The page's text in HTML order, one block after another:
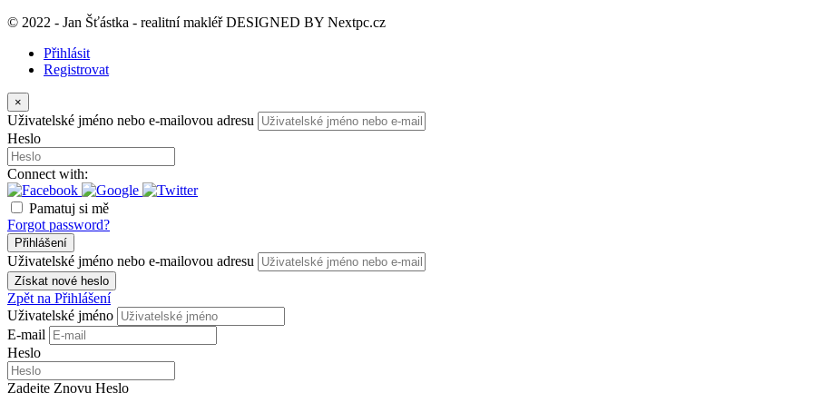
© 2022 - Jan Šťástka - realitní makléř DESIGNED BY Nextpc.cz
Přihlásit
Registrovat
×
Uživatelské jméno nebo e-mailovou adresu
Heslo
Connect with:
Pamatuj si mě
Forgot password?
Přihlášení
Uživatelské jméno nebo e-mailovou adresu
Získat nové heslo
Zpět na Přihlášení
Uživatelské jméno
E-mail
Heslo
Zadejte Znovu Heslo